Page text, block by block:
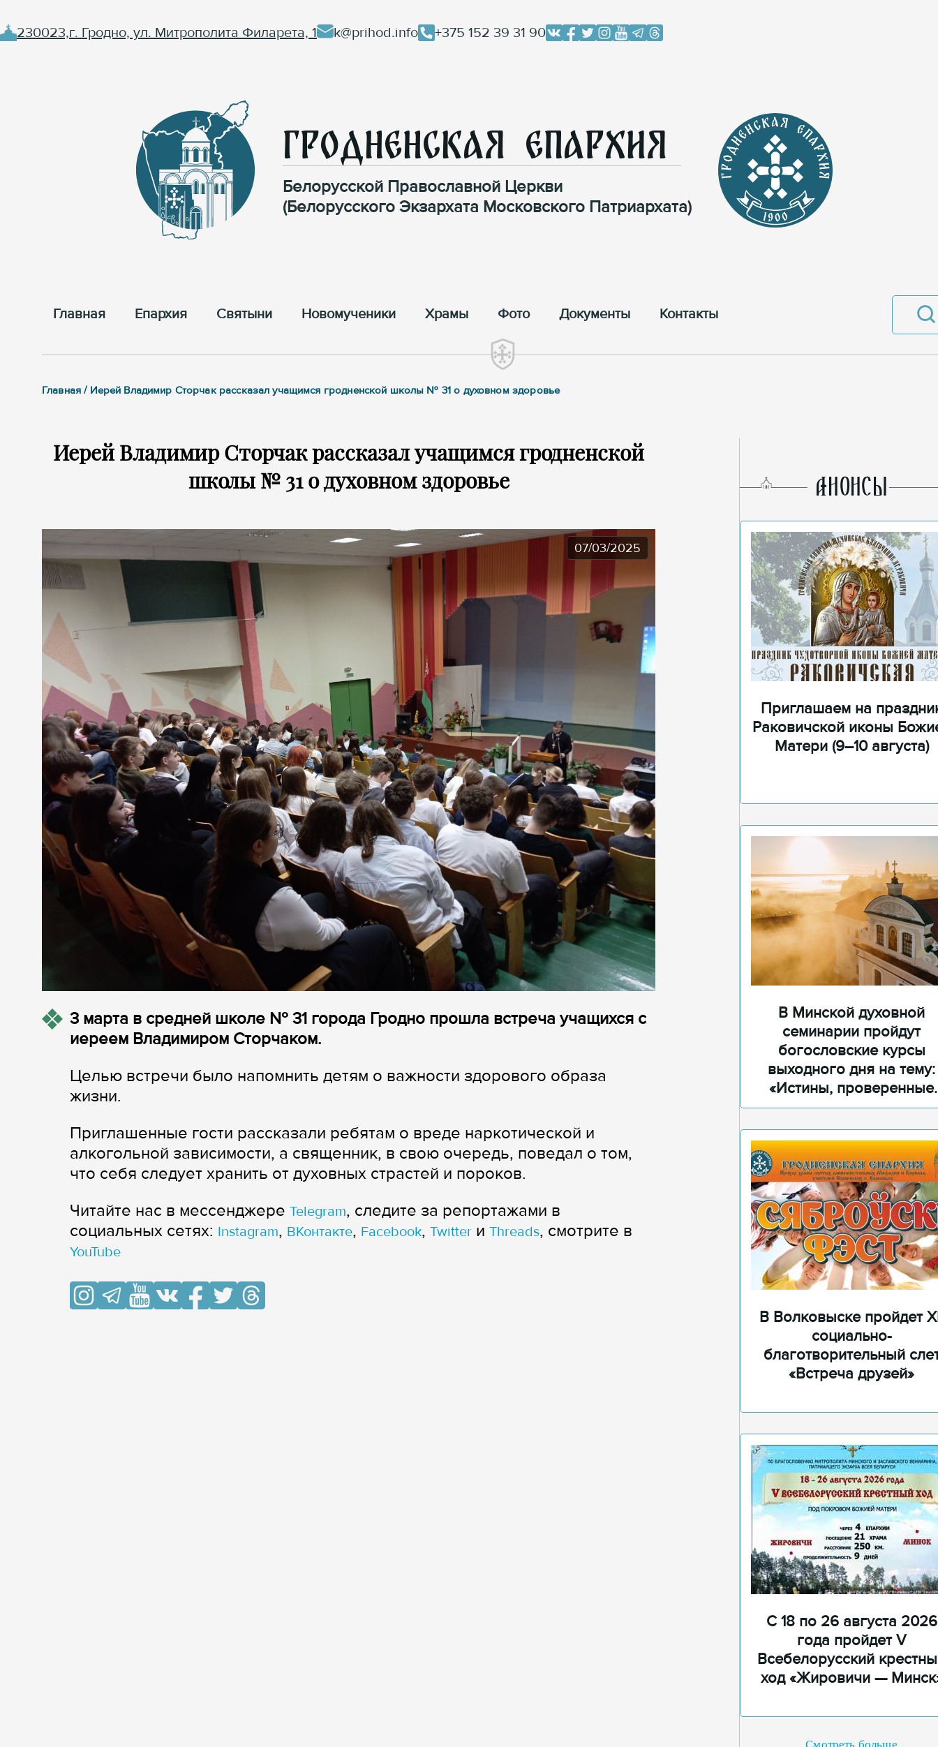
230023,г. Гродно, ул. Митрополита Филарета, 1 k@prihod.info +375 152 39 31 90
Гродненская Епархия
Белорусской Православной Церкви
(Белорусского Экзархата Московского Патриархата)
Главная Епархия Cвятыни Новомученики Храмы Фото Документы Контакты
Главная / Иерей Владимир Сторчак рассказал учащимся гродненской школы № 31 о духовном здоровье
Иерей Владимир Сторчак рассказал учащимся гродненской
школы № 31 о духовном здоровье
07/03/2025
3 марта в средней школе № 31 города Гродно прошла встреча учащихся с
иереем Владимиром Сторчаком.
Целью встречи было напомнить детям о важности здорового образа
жизни.
Приглашенные гости рассказали ребятам о вреде наркотической и
алкогольной зависимости, а священник, в свою очередь, поведал о том,
что себя следует хранить от духовных страстей и пороков.
Читайте нас в мессенджере Telegram, следите за репортажами в
cоциальных сетях: Instagram, ВКонтакте, Facebook, Twitter и Threads, смотрите в
YouTube
AНОНСЫ
Приглашаем на
Раковичской иконы
Матери (9–10 августа)
В Минской духовной
семинарии пройдут
богословские курсы
выходного дня на тему:
«Истины, проверенные
временем»
В Волковыске пройдет
социально-
благотворительный
«Встреча друзей»
С 18 по 26 августа 2026
года пройдет V
Всебелорусский
ход «Жировичи —